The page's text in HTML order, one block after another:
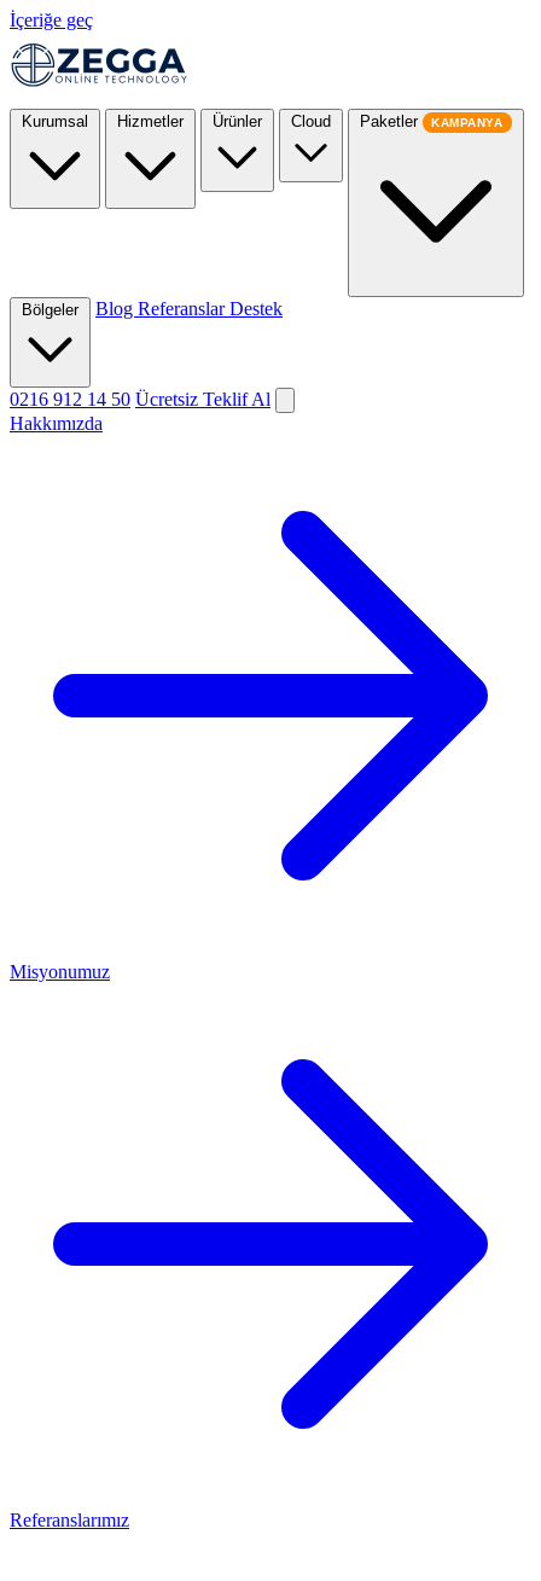
İçeriğe geç
Kurumsal Hizmetler Ürünler Cloud Paketler KAMPANYA
Bölgeler Blog ReferanslarDestek
0216 912 14 50 Ücretsiz Teklif Al
Hakkımızda
Misyonumuz
Referanslarımız